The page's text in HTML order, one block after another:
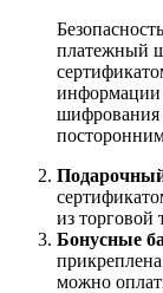
платежный
информации
шифрования
из торговой
Бонусные
можно